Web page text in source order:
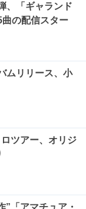
、「ギャランド
の配信スター
ムリリース、小
ツアー、オリジ
”「アマチュア・